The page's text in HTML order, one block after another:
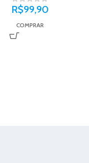
R$99,90
COMPRAR